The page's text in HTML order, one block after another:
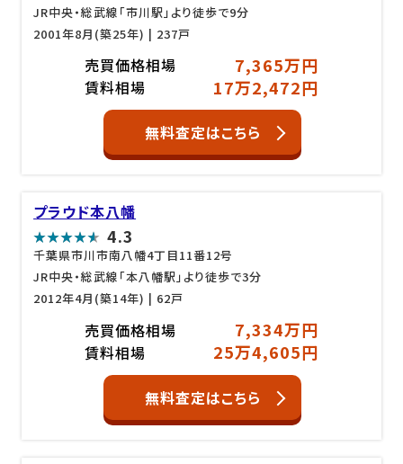
JR中央・総武線「市川駅」より徒歩で9分
2001年8月(築25年) | 237戸
売買価格相場 7,365万円
賃料相場 17万2,472円
無料査定はこちら
プラウド本八幡
4.3
千葉県市川市南八幡4丁目11番12号
JR中央・総武線「本八幡駅」より徒歩で3分
2012年4月(築14年) | 62戸
売買価格相場 7,334万円
賃料相場 25万4,605円
無料査定はこちら